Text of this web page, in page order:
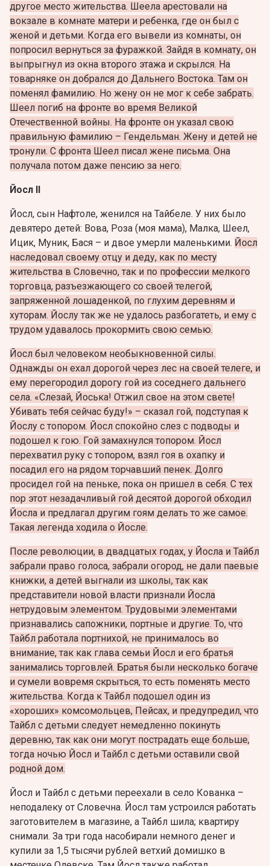
другое место жительства. Шеела арестовали на
вокзале в комнате матери и ребенка, где он был с
женой и детьми. Когда его вывели из комнаты, он
попросил вернуться за фуражкой. Зайдя в комнату, он
выпрыгнул из окна второго этажа и скрылся. На
товарняке он добрался до Дальнего Востока. Там он
поменял фамилию. Но жену он не мог к себе забрать.
Шеел погиб на фронте во время Великой
Отечественной войны. На фронте он указал свою
правильную фамилию – Гендельман. Жену и детей не
тронули. С фронта Шеел писал жене письма. Она
получала потом даже пенсию за него.
Йосл II
Йосл, сын Нафтоле, женился на Тайбеле. У них было
девятеро детей: Вова, Роза (моя мама), Малка, Шеел,
Ицик, Муник, Бася – и двое умерли маленькими. Йосл
наследовал своему отцу и деду, как по месту
жительства в Словечно, так и по профессии мелкого
торговца, разъезжающего со своей телегой,
запряженной лошаденкой, по глухим деревням и
хуторам. Йослу так же не удалось разбогатеть, и ему с
трудом удавалось прокормить свою семью.
Йосл был человеком необыкновенной силы.
Однажды он ехал дорогой через лес на своей телеге, и
ему перегородил дорогу гой из соседнего дальнего
села. «Слезай, Йоська! Отжил свое на этом свете!
Убивать тебя сейчас буду!» – сказал гой, подступая к
Йослу с топором. Йосл спокойно слез с подводы и
подошел к гою. Гой замахнулся топором. Йосл
перехватил руку с топором, взял гоя в охапку и
посадил его на рядом торчавший пенек. Долго
просидел гой на пеньке, пока он пришел в себя. С тех
пор этот незадачливый гой десятой дорогой обходил
Йосла и предлагал другим гоям делать то же самое.
Такая легенда ходила о Йосле.
После революции, в двадцатых годах, у Йосла и Тайбл
забрали право голоса, забрали огород, не дали паевые
книжки, а детей выгнали из школы, так как
представители новой власти признали Йосла
нетрудовым элементом. Трудовыми элементами
признавались сапожники, портные и другие. То, что
Тайбл работала портнихой, не принималось во
внимание, так как глава семьи Йосл и его братья
занимались торговлей. Братья были несколько богаче
и сумели вовремя скрыться, то есть поменять место
жительства. Когда к Тайбл подошел один из
«хороших» комсомольцев, Пейсах, и предупредил, что
Тайбл с детьми следует немедленно покинуть
деревню, так как они могут пострадать еще больше,
тогда ночью Йосл и Тайбл с детьми оставили свой
родной дом.
Йосл и Тайбл с детьми переехали в село Кованка –
неподалеку от Словечна. Йосл там устроился работать
заготовителем в магазине, а Тайбл шила; квартиру
снимали. За три года насобирали немного денег и
купили за 1,5 тысячи рублей ветхий домишко в